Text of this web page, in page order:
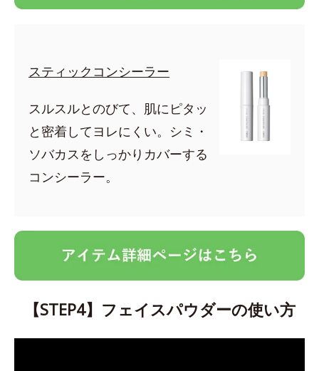
スティックコンシーラー
スルスルとのびて、肌にピタッ
と密着してヨレにくい。シミ・
ソバカスをしっかりカバーする
コンシーラー。
【STEP4】フェイスパウダーの使い方